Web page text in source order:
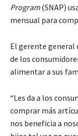
Program(SNAP)
mensual para
El gerente general
de los
alimentar a sus
“Les da a los
comprar más
nos beneficia a